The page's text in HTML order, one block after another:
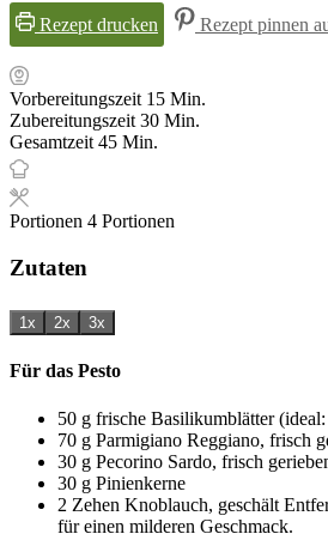
Rezept drucken Rezept pinnen
Vorbereitungszeit 15Minuten
Min.
Zubereitungszeit30Minuten
Min.
Gesamtzeit45Minuten
Min.
Portionen 4 Portionen
Zutaten
1x 2x 3x
Für das Pesto
50 g frische Basilikumblätter
70 g Parmigiano Reggiano, frisch
30 g Pecorino Sardo, frisch
30 g Pinienkerne
2 Zehen Knoblauch, geschält
für einen milderen Geschmack.